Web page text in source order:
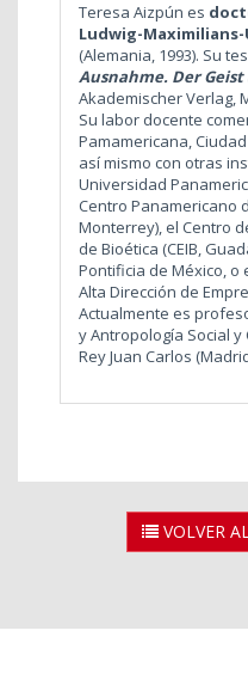
Teresa Aizpún es
Ludwig-
(Alemania, 1993). Su
Ausnahme. Der Geist
Akademischer Verlag,
Su labor docente
Pamamericana,
así mismo con otras
Universidad
Centro Panamericano
Monterrey), el Centro
de Bioética (CEIB,
Pontificia de México, o
Alta Dirección de
Actualmente es
y Antropología Social
Rey Juan Carlos
VOLVER